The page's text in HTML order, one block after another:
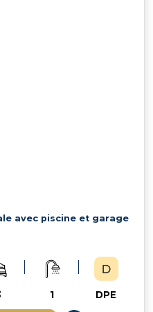
avec piscine et garage
1 DPE